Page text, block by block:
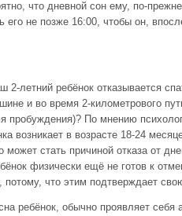
что дневной сон ему, по-
его не позже 16:00, чтобы он,
2-летний ребёнок отказывается
и во время 2-километрового
пробуждения)? По мнению
возникает в возрасте 18-24
стать причиной отказа от
физически ещё не готов к
потому, что этим подтверждает
ребёнок, обычно проявляет себя